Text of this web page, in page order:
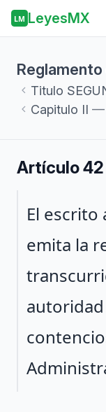
LM LeyesMX
Titulo
Capitulo II —
Artículo 42
Párrafo 1
El
emita la